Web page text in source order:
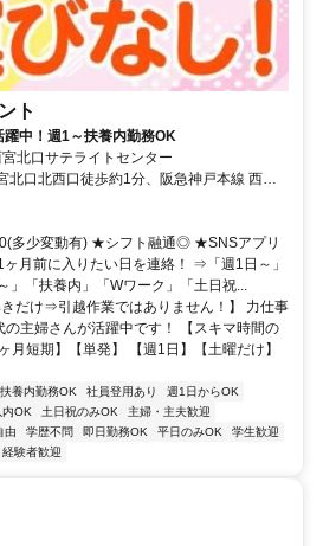
ト
中！週1～扶養内勤務OK
北口サテライトセンター
北口北西口徒歩約1分、阪急神戸本線 西宮
Ｒ東海道本線 立花北口徒歩約59分 「西宮
多少変動有) ★シフト融通◎ ★SNSアプリ
月前に入りたい日を連絡！ ⇒「週1日～」
」「扶養内」「Wワーク」「土日祝...
だけ⇒引越作業ではありません！】 力仕事
主婦さんが活躍中です！ 【スキマ時間の
月短期】【単発】 【週1日】【土曜だけ】
扶養内勤務OK 社員登用あり
週1日からOK
内OK 土日祝のみOK
主婦・主夫歓迎
由 学歴不問 即日勤務OK 平日のみOK
学生歓迎
経験者歓迎